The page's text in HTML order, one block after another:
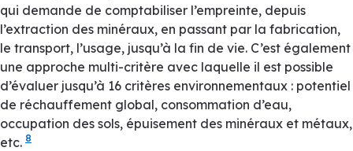
qui demande de comptabiliser l’empreinte, depuis
l’extraction des minéraux, en passant par la fabrication,
le transport, l’usage, jusqu’à la fin de vie. C’est également
une approche multi-critère avec laquelle il est possible
d’évaluer jusqu’à 16 critères environnementaux : potentiel
de réchauffement global, consommation d’eau,
occupation des sols, épuisement des minéraux et métaux,
etc. 8